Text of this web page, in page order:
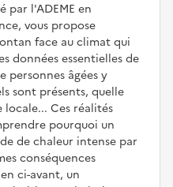
par l'ADEME en
vous propose
face au climat qui
données essentielles de
âgées y
sont présents, quelle
Ces réalités
pourquoi un
de chaleur intense par
conséquences
ci-avant, un